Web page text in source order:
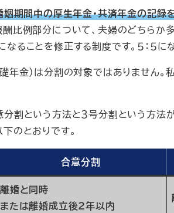
姻期間中の厚生年金・共済年金の記録
酬比例部分について、夫婦のどちらか
ることを修正する制度です。５：５
年金）は分割の対象ではありません
割という方法と３号分割という方法
のとおりです。
合意分割
離婚と同時
または離婚成立後２年以内